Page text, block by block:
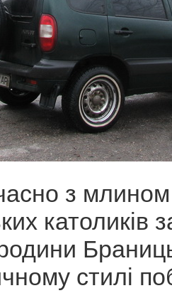
з млином
католиків
стилі